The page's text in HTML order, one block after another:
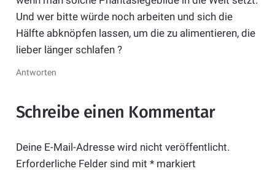
Und wer bitte würde noch arbeiten und sich die
Hälfte abknöpfen lassen, um die zu alimentieren, die
lieber länger schlafen ?
Antworten
Schreibe einen Kommentar
Deine E-Mail-Adresse wird nicht veröffentlicht.
Erforderliche Felder sind mit *markiert